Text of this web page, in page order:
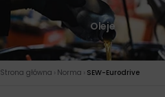
Oleje
Strona główna › Norma › SEW-Eurodrive